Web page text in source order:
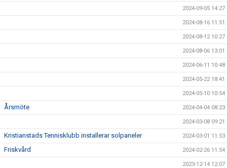
2024-09-05 14:27
2024-08-16 11:51
2024-08-12 10:27
2024-08-06 13:01
2024-06-11 10:48
2024-05-22 18:41
2024-05-10 10:54
Årsmöte 2024-04-04 08:23
2024-03-08 09:21
Kristianstads Tennisklubb installerar solpaneler 2024-03-01 11:53
Friskvård 2024-02-26 11:54
2023-12-14 12:07